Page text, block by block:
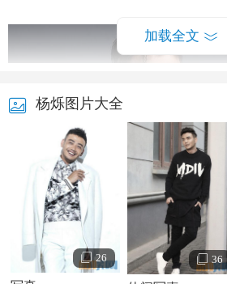
加载全文
杨烁图片大全
26 36